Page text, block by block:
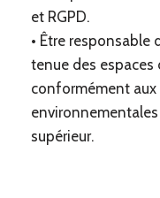
et RGPD.
• Être
tenue des espaces
conformément aux
supérieur.